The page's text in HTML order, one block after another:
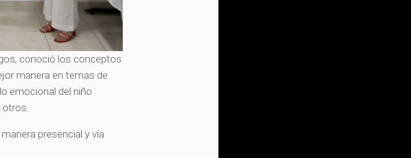
conoció los conceptos
manera en temas de
emocional del niño
otros.
presencial y vía